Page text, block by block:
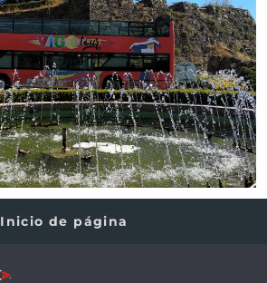
Inicio de página